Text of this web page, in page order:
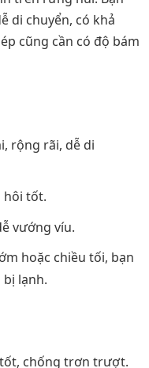
di chuyển, có khả
cũng cần có độ bám
rộng rãi, dễ di
hôi tốt.
vướng víu.
hoặc chiều tối, bạn
lạnh.
chống trơn trượt.